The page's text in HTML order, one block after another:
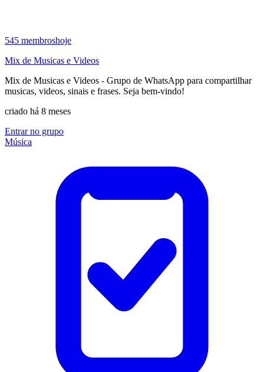
545 membroshoje
Mix de Musicas e Videos
Mix de Musicas e Videos - Grupo de WhatsApp para compartilhar
musicas, videos, sinais e frases. Seja bem-vindo!
criado há 8 meses
Entrar no grupo
Música